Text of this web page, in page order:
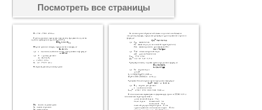
Посмотреть все страницы